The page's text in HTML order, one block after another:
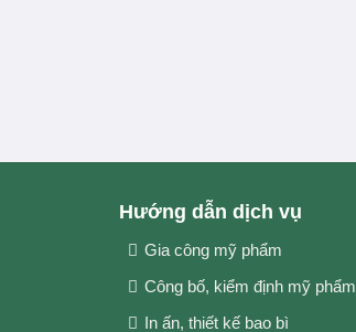
Hướng dẫn dịch vụ
Gia công mỹ phẩm
Công bố, kiểm định mỹ phẩm
In ấn, thiết kế bao bì